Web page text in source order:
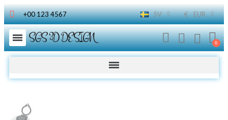
+00 123 4567 SV € EUR
SGS 3D DESIGN